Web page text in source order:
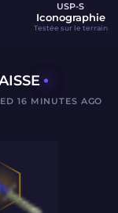
USP-S
Iconographie
Testée sur le terrain
16 MINUTES AGO